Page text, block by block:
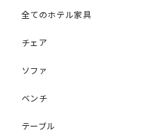
全てのホテル家具
チェア
ソファ
ベンチ
テーブル